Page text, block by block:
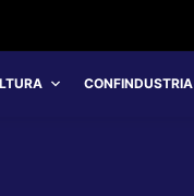
CONFINDUSTRIA